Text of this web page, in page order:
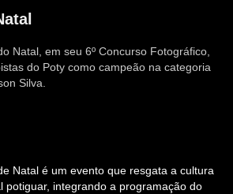
Natal, em seu 6º Concurso Fotográfico,
do Poty como campeão na categoria
Silva.
Natal é um evento que resgata a cultura
potiguar, integrando a programação do